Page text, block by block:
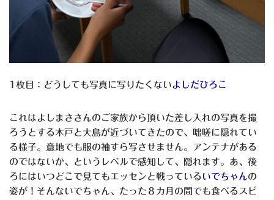
1枚目：どうしても写真に写りたくない よしだひろこ
これはよしまささんのご家族から頂いた差し入れの写真を撮
ろうとする木戸と大島が近づいてきたので、咄嗟に隠れてい
る様子。意地でも服の袖すら写させません。アンテナがある
のではないか、というレベルで感知して、隠れます。あ、後
ろにはいつどこで見てもエッセンと戦っている いでちゃんの
姿が！そんないでちゃん、たった８カ月の間でも食べるスピ